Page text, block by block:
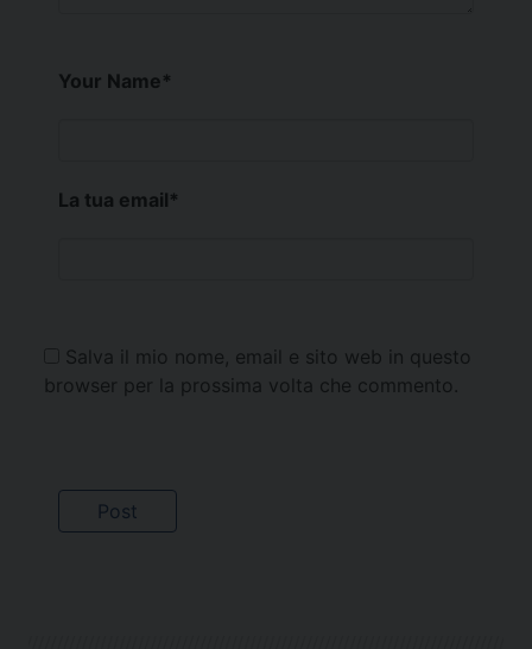
Your Name*
La tua email*
Salva il mio nome, email e sito web in questo
browser per la prossima volta che commento.